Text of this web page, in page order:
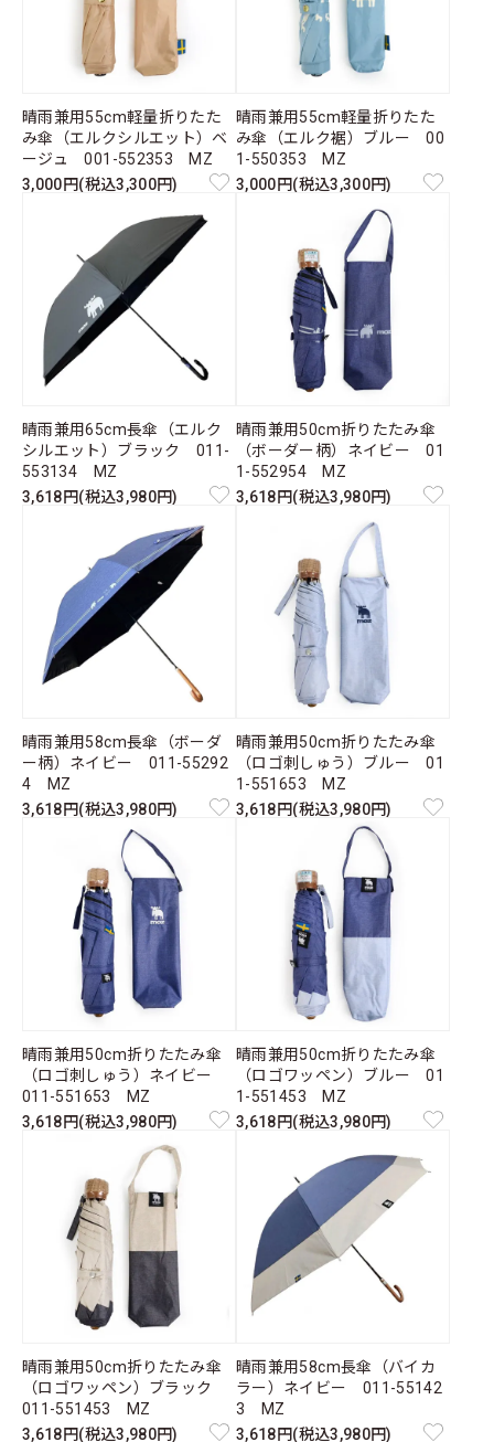
晴雨兼用55cm軽量折りたた
み傘（エルクシルエット）ベ
ージュ 001-552353 MZ
3,000円(税込3,300円)
晴雨兼用55cm軽量折りたた
み傘（エルク裾）ブルー 00
1-550353 MZ
3,000円(税込3,300円)
晴雨兼用65cm長傘（エルク
シルエット）ブラック 011-
553134 MZ
3,618円(税込3,980円)
晴雨兼用50cm折りたたみ傘
（ボーダー柄）ネイビー 01
1-552954 MZ
3,618円(税込3,980円)
晴雨兼用58cm長傘（ボーダ
ー柄）ネイビー 011-55292
4 MZ
3,618円(税込3,980円)
晴雨兼用50cm折りたたみ傘
（ロゴ刺しゅう）ブルー 01
1-551653 MZ
3,618円(税込3,980円)
晴雨兼用50cm折りたたみ傘
（ロゴ刺しゅう）ネイビー
011-551653 MZ
3,618円(税込3,980円)
晴雨兼用50cm折りたたみ傘
（ロゴワッペン）ブルー 01
1-551453 MZ
3,618円(税込3,980円)
晴雨兼用50cm折りたたみ傘
（ロゴワッペン）ブラック
011-551453 MZ
3,618円(税込3,980円)
晴雨兼用58cm長傘（バイカ
ラー）ネイビー 011-55142
3 MZ
3,618円(税込3,980円)